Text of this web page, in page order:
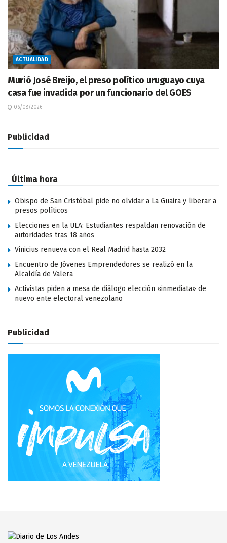
ACTUALIDAD
Murió José Breijo, el preso político uruguayo cuya
casa fue invadida por un funcionario del GOES
06/08/2026
Publicidad
Última hora
Obispo de San Cristóbal pide no olvidar a La Guaira y liberar a
presos políticos
Elecciones en la ULA: Estudiantes respaldan renovación de
autoridades tras 18 años
Vinicius renueva con el Real Madrid hasta 2032
Encuentro de Jóvenes Emprendedores se realizó en la
Alcaldía de Valera
Activistas piden a mesa de diálogo elección «inmediata» de
nuevo ente electoral venezolano
Publicidad